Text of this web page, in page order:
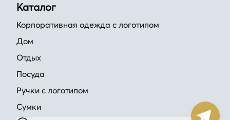
Каталог
Корпоративная одежда с логотипом
Дом
Отдых
Посуда
Ручки с логотипом
Сумки